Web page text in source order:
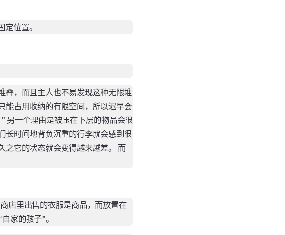
位置。
叠，而且主人也不易发现这种无限堆
能占用收纳的有限空间，所以迟早会
另一个理由是被压在下层的物品会很
长时间地背负沉重的行李就会感到很
之它的状态就会变得越来越差。 而
店里出售的衣服是商品，而放置在
家的孩子”。